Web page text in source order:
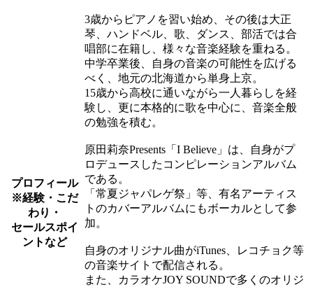
プロフィール
※経験・こだ
わり・
セールスポイ
ントなど
3歳からピアノを習い始め、その後は大正
琴、ハンドベル、歌、ダンス、部活では合
唱部に在籍し、様々な音楽経験を重ねる。
中学卒業後、自身の音楽の可能性を広げる
べく、地元の北海道から単身上京。
15歳から高校に通いながら一人暮らしを経
験し、更に本格的に歌を中心に、音楽全般
の勉強を積む。
原田莉奈Presents「I Believe」は、自身がプ
ロデュースしたコンピレーションアルバム
である。
「常夏ジャパレゲ祭」等、有名アーティス
トのカバーアルバムにもボーカルとして参
加。
自身のオリジナル曲がiTunes、レコチョク等
の音楽サイトで配信される。
また、カラオケJOY SOUNDで多くのオリジ